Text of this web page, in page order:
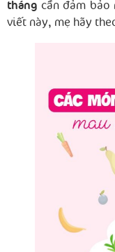
tháng cần đảm bảo
viết này, mẹ hãy